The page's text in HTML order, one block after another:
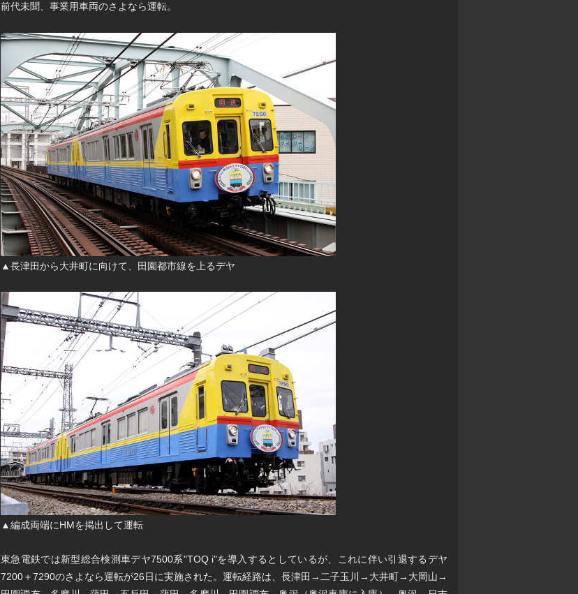
前代未聞、事業用車両のさよなら運転。
▲長津田から大井町に向けて、田園都市線を上るデヤ
▲編成両端にHMを掲出して運転
東急電鉄では新型総合検測車デヤ7500系"TOQ i"を導入するとしているが、これに伴い引退するデヤ
7200＋7290のさよなら運転が26日に実施された。運転経路は、長津田→二子玉川→大井町→大岡山→